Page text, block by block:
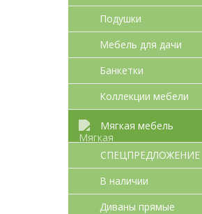
Подушки
Мебель для дачи
Банкетки
Коллекции мебели
Мягкая мебель
СПЕЦПРЕДЛОЖЕНИЕ
В наличии
Диваны прямые